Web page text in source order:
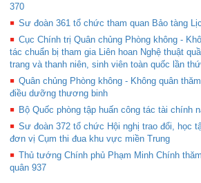
370
Sư đoàn 361 tổ chức tham quan Bảo tàng
Cục Chính trị Quân chủng Phòng không -
tác chuẩn bị tham gia Liên hoan Nghệ thuật
trang và thanh niên, sinh viên toàn quốc lần
Quân chủng Phòng không - Không quân
điều dưỡng thương binh
Bộ Quốc phòng tập huấn công tác tài chính
Sư đoàn 372 tổ chức Hội nghị trao đổi, học
đơn vị Cụm thi đua khu vực miền Trung
Thủ tướng Chính phủ Phạm Minh Chính
quân 937